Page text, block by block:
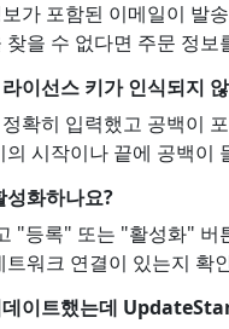
가 포함된 이메일이 발
을 수 없다면 주문 정보
이선스 키가 인식되지
확히 입력했고 공백이
시작이나 끝에 공백이
성화하나요?
"등록" 또는 "활성화"
트워크 연결이 있는지 확
이트했는데